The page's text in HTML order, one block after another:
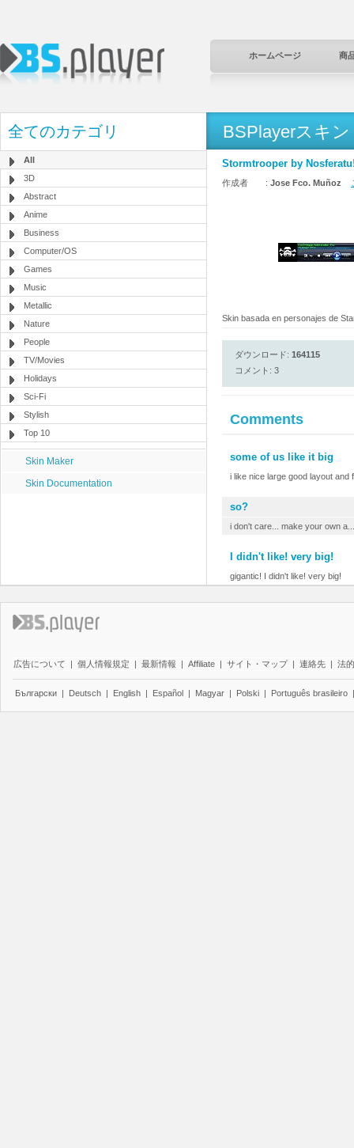
ホームページ 商
全てのカテゴリ
All
3D
Abstract
Anime
Business
Computer/OS
Games
Music
Metallic
Nature
People
TV/Movies
Holidays
Sci-Fi
Stylish
Top 10
Skin Maker
Skin Documentation
BSPlayerスキン
Stormtrooper by
作成者 : Jose Fco. Muñoz
Skin basada en personajes de
ダウンロード: 164115
コメント: 3
Comments
some of us like it big
i like nice large good layout and
so?
i don't care... make your own a...
I didn't like! very big!
gigantic! I didn't like! very big!
広告について | 個人情報規定 | 最新情報 | Affiliate | サイト・マップ | 連絡先 | 法
Български | Deutsch | English | Español | Magyar | Polski | Português brasileiro